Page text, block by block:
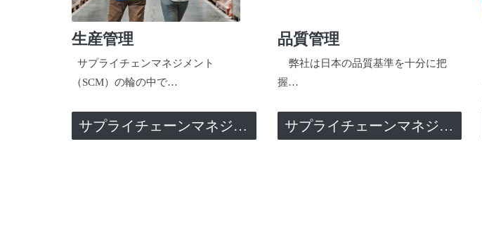
生産管理
サプライチェンマネジメント
（SCM）の輪の中で…
サプライチェーンマネジメント
品質管理
弊社は日本の品質基準を十分に把
握…
サプライチェーンマネジメント